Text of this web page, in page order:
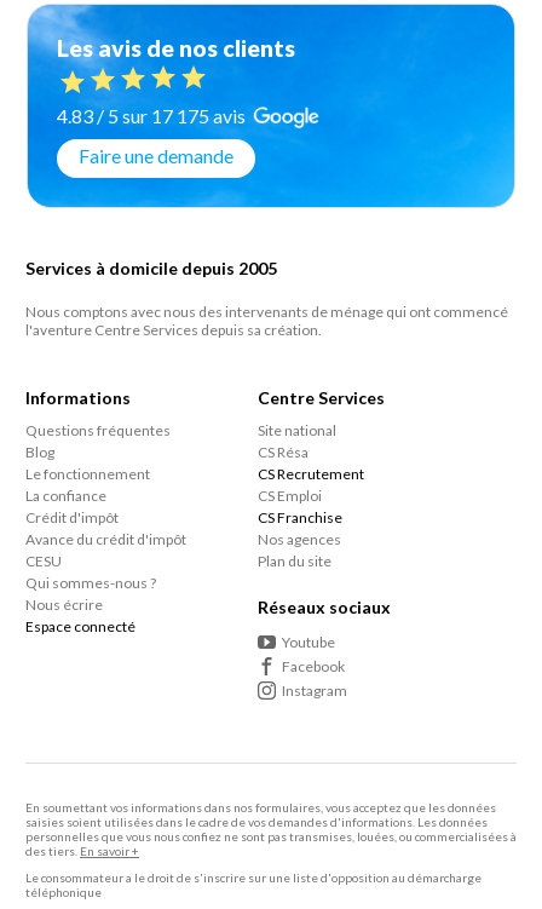
Les avis de nos clients
4.83 / 5 sur 17 175 avis
Faire une demande
Services à domicile depuis 2005
Nous comptons avec nous des intervenants de ménage qui ont commencé
l'aventure Centre Services depuis sa création.
Informations
Questions fréquentes
Blog
Le fonctionnement
La confiance
Crédit d'impôt
Avance du crédit d'impôt
CESU
Qui sommes-nous ?
Nous écrire
Espace connecté
Centre Services
Site national
CS Résa
CS Recrutement
CS Emploi
CS Franchise
Nos agences
Plan du site
Réseaux sociaux
Youtube
Facebook
Instagram
En soumettant vos informations dans nos formulaires, vous acceptez que les données
saisies soient utilisées dans le cadre de vos demandes d'informations. Les données
personnelles que vous nous confiez ne sont pas transmises, louées, ou commercialisées à
des tiers. En savoir +
Le consommateur a le droit de s'inscrire sur une liste d'opposition au démarcharge
téléphonique